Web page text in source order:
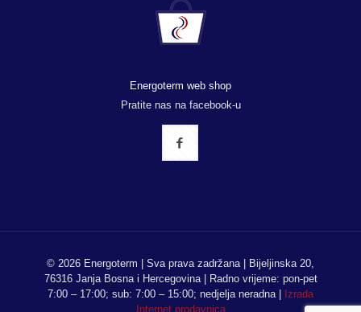
Energoterm web shop
Pratite nas na facebook-u
© 2026 Energoterm | Sva prava zadržana | Bijeljinska 20,
76316 Janja Bosna i Hercegovina | Radno vrijeme: pon-pet
7:00 – 17:00; sub: 7:00 – 15:00; nedjelja neradna |
Izrada
Internet prodavnica